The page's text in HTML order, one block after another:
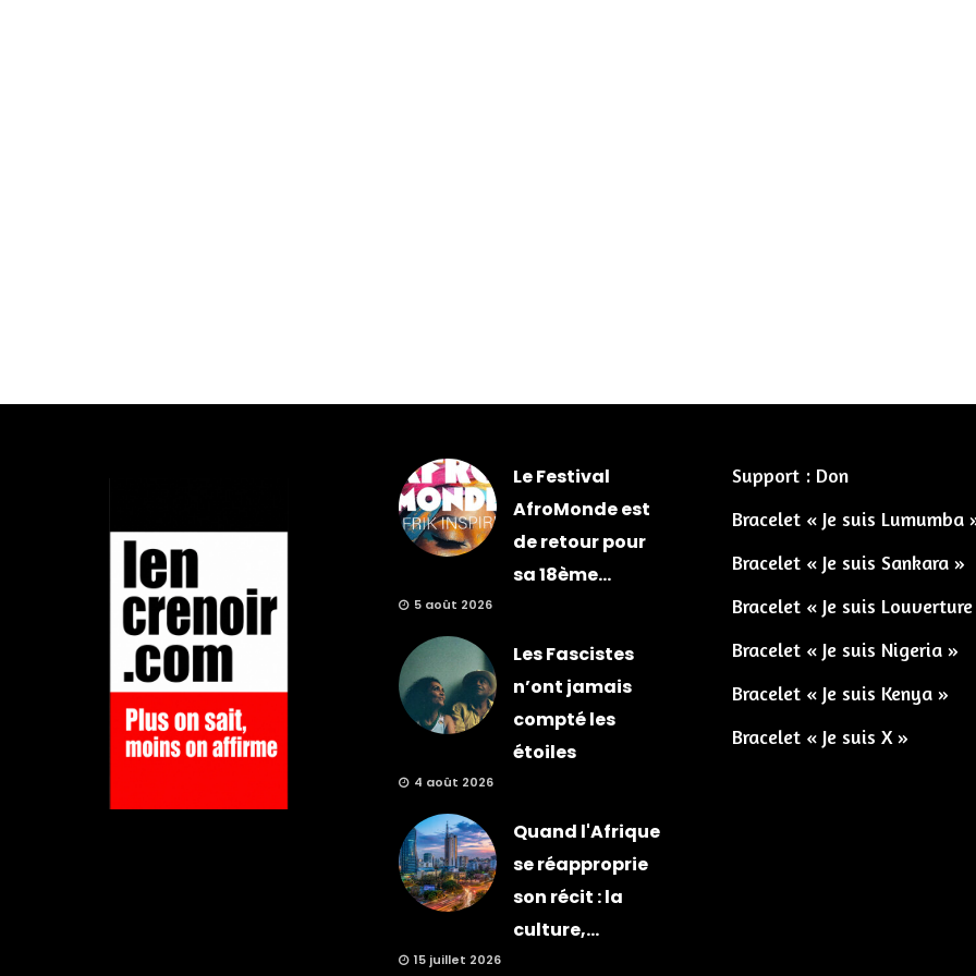
Le Festival
AfroMonde est
de retour pour
sa 18ème...
5 août 2026
Les Fascistes
n’ont jamais
compté les
étoiles
4 août 2026
Quand l'Afrique
se réapproprie
son récit : la
culture,...
15 juillet 2026
Support : Don
Bracelet « Je suis Lumumba
Bracelet « Je suis Sankara »
Bracelet « Je suis
Bracelet « Je suis Nigeria »
Bracelet « Je suis Kenya »
Bracelet « Je suis X »